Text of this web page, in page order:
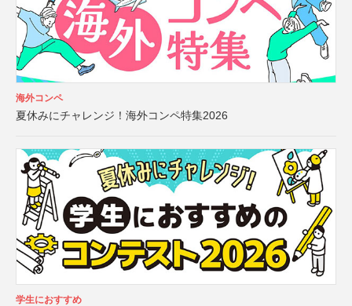
海外コンペ
夏休みにチャレンジ！海外コンペ特集2026
学生におすすめ